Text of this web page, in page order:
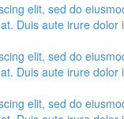
elit, sed do
Duis aute irure
elit, sed do
Duis aute irure
elit, sed do